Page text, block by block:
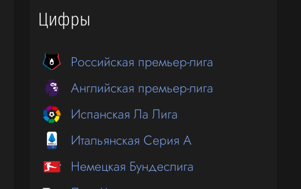
Цифры
Российская премьер-лига
Английская премьер-лига
Испанская Ла Лига
Итальянская Серия А
Немецкая Бундеслига